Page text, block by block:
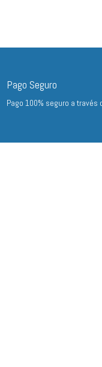
Pago Seguro
Pago 100% seguro a través